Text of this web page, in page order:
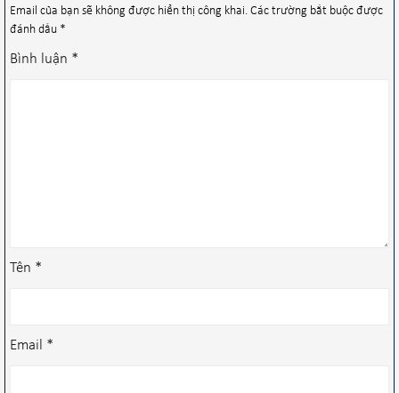
Email của bạn sẽ không được hiển thị công khai. Các trường bắt buộc được
đánh dấu *
Bình luận *
Tên *
Email *